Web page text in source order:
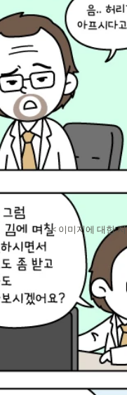
< 이미지에 대한